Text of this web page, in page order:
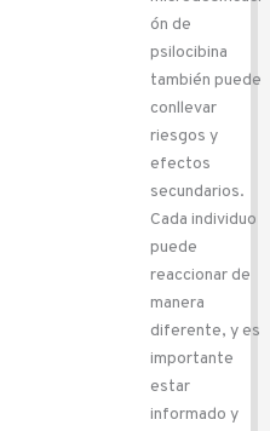
ón de
psilocibina
también puede
conllevar
riesgos y
efectos
secundarios.
Cada individuo
puede
reaccionar de
manera
diferente, y es
importante
estar
informado y